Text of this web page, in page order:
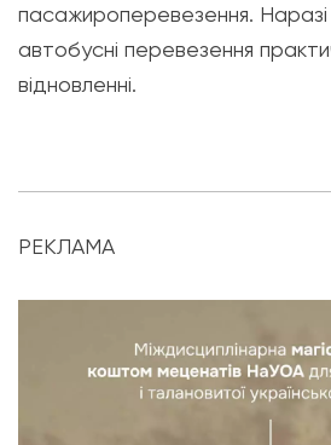
пасажироперевезення. Наразі
автобусні перевезення
відновленні.
РЕКЛАМА